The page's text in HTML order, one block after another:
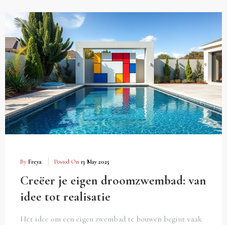
By Freya Posted On 13 May 2025
Creëer je eigen droomzwembad: van
idee tot realisatie
Het idee om een eigen zwembad te bouwen begint vaak